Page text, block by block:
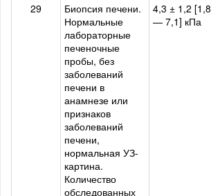
29
Биопсия печени.
Нормальные
лабораторные
печеночные
пробы, без
заболеваний
печени в
анамнезе или
признаков
заболеваний
печени,
нормальная УЗ-
картина.
Количество
обследованных
4,3 ± 1,2 [1,8
— 7,1] кПа